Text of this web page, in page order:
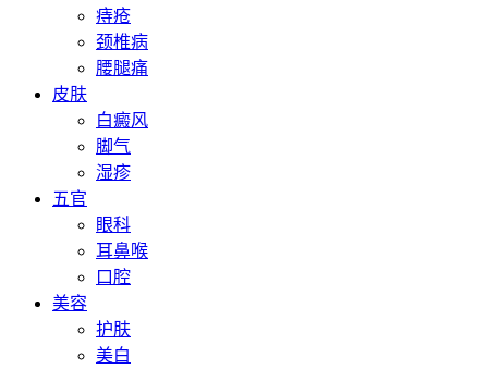
痔疮
颈椎病
腰腿痛
皮肤
白癜风
脚气
湿疹
五官
眼科
耳鼻喉
口腔
美容
护肤
美白